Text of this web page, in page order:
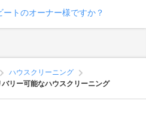
トのオーナー様ですか？
ハウスクリーニング
リー可能なハウスクリーニング